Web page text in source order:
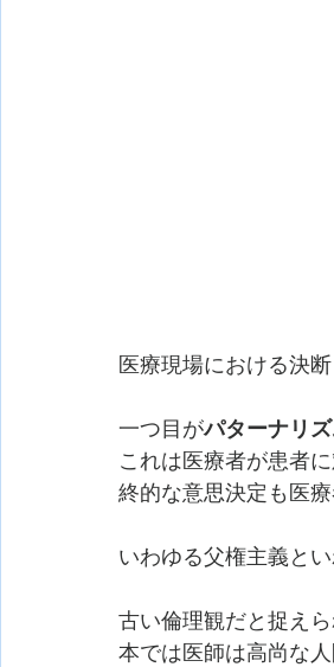
医療現場における決
一つ目がパターナリ
これは医療者が患者
終的な意思決定も医療
いわゆる父権主義と
古い倫理観だと捉え
本では医師は高尚な